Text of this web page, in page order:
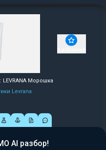
Морошка
Levrana
AI разбор!